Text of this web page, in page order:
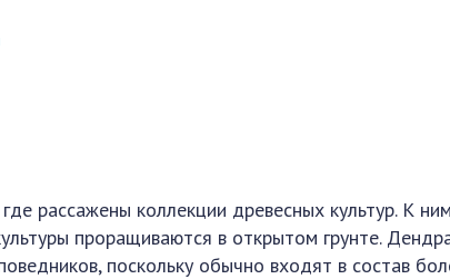
рассажены коллекции древесных культур. К ним
проращиваются в открытом грунте.
поскольку обычно входят в состав